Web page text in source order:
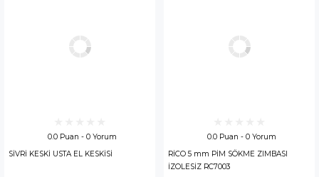
0.0 Puan - 0 Yorum
SİVRİ KESKİ USTA EL KESKİSİ
0.0 Puan - 0 Yorum
RİCO 5 mm PİM SÖKME ZIMBASI
İZOLESİZ RC7003